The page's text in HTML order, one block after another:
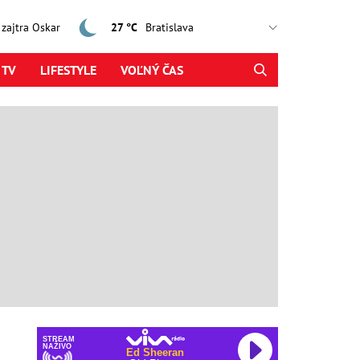
zajtra Oskar 27 °C
LIFESTYLE VOĽNÝ ČAS
STREAM
NAŽIVO
Ed Sheeran